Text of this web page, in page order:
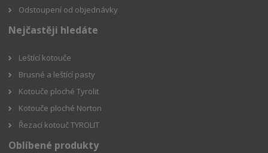
Odstoupení od objednávky
Nejčastěji hledáte
Leštící kotouče
Brusné a leštící pasty
Kotouče ploché Tyrolit
Kotouče ploché Norton
Řezací kotouč TYROLIT
Oblíbené produkty